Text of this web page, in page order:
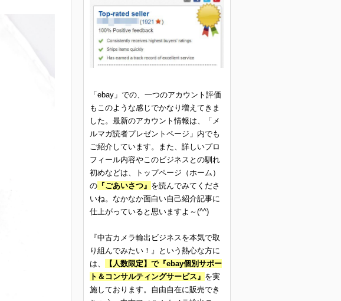
「ebay」での、一つのアカウント評価
もこのような感じでかなり増えてきま
した。最新のアカウント情報は、「メ
ルマガ読者プレゼントページ」内でも
ご紹介しています。また、詳しいプロ
フィール内容やこのビジネスとの馴れ
初めなどは、トップページ（ホーム）
の 『ごあいさつ』 を読んでみてくださ
いね。なかなか面白い自己紹介記事に
仕上がっていると思いますよ～(^^)
『中古カメラ輸出ビジネスを本気で取
り組んでみたい！』という熱心な方に
は、
【人数限定】で『ebay個別サポー
ト＆コンサルティングサービス』 を実
施しております。自由自在に販売でき